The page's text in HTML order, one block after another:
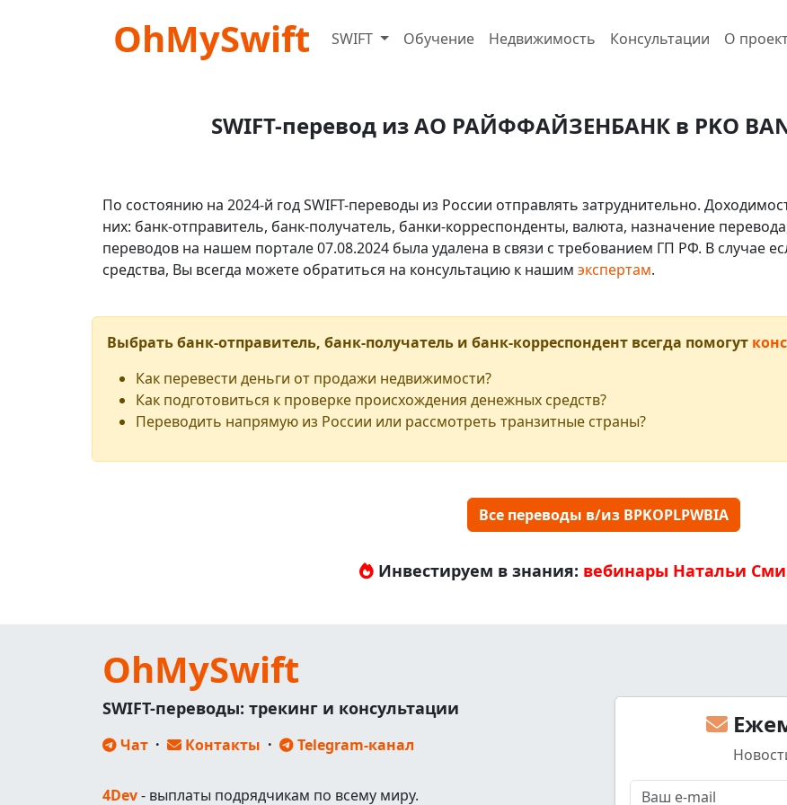
OhMySwift SWIFT Обучение Недвижимость Консультации О
SWIFT-перевод из АО РАЙФФАЙЗЕНБАНК в PKO
По состоянию на 2024-й год SWIFT-переводы из России отправлять затруднительно.
них: банк-отправитель, банк-получатель, банки-корреспонденты, валюта, назначение
переводов на нашем портале 07.08.2024 была удалена в связи с требованием ГП РФ. В случае
средства, Вы всегда можете обратиться на консультацию к нашим экспертам.
Выбрать банк-отправитель, банк-получатель и банк-корреспондент всегда помогут
Как перевести деньги от продажи недвижимости?
Как подготовиться к проверке происхождения денежных средств?
Переводить напрямую из России или рассмотреть транзитные страны?
Все переводы в/из BPKOPLPWBIA
Инвестируем в знания: вебинары Натальи
OhMySwift
SWIFT-переводы: трекинг и консультации
Чат · Контакты · Telegram-канал
4Dev- выплаты подрядчикам по всему миру.